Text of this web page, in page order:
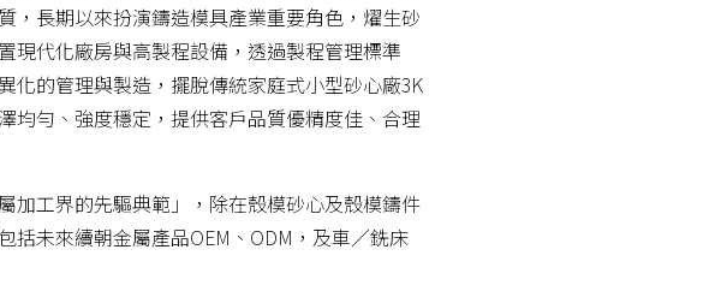
，長期以來扮演鑄造模具產業重要角色，燿生砂
現代化廠房與高製程設備，透過製程管理標準
化的管理與製造，擺脫傳統家庭式小型砂心廠3K
均勻、強度穩定，提供客戶品質優精度佳、合理
加工界的先驅典範」，除在殼模砂心及殼模鑄件
括未來續朝金屬產品OEM、ODM，及車／銑床